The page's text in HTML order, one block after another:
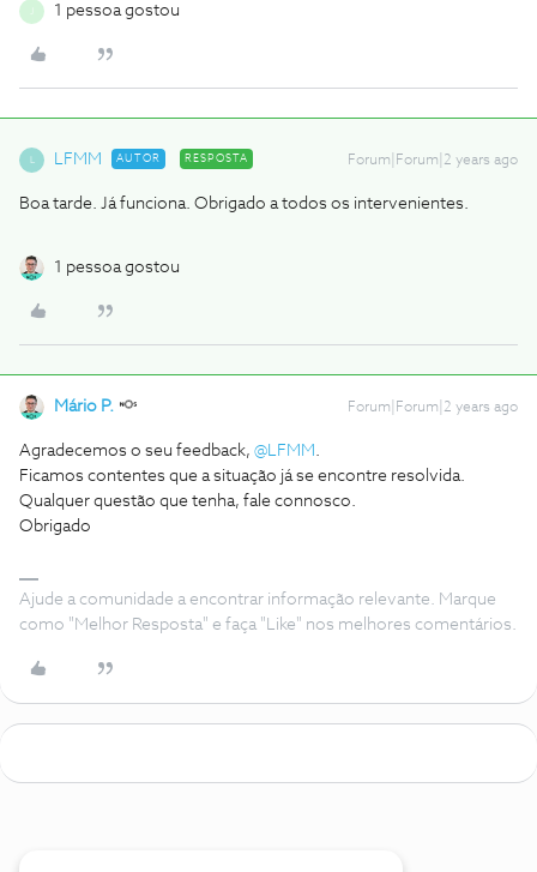
1 pessoa gostou
LFMM AUTOR RESPOSTA Forum|Forum|2 years ago
Boa tarde. Já funciona. Obrigado a todos os intervenientes.
1 pessoa gostou
Mário P. Forum|Forum|2 years ago
Agradecemos o seu feedback, @LFMM .
Ficamos contentes que a situação já se encontre resolvida.
Qualquer questão que tenha, fale connosco.
Obrigado
Ajude a comunidade a encontrar informação relevante. Marque
como "Melhor Resposta" e faça "Like" nos melhores comentários.